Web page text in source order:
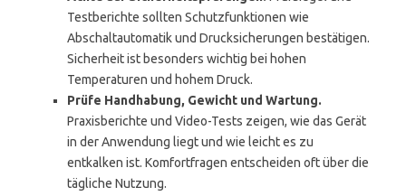
Testberichte sollten Schutzfunktionen wie
Abschaltautomatik und Drucksicherungen bestätigen.
Sicherheit ist besonders wichtig bei hohen
Temperaturen und hohem Druck.
Prüfe Handhabung, Gewicht und Wartung.
Praxisberichte und Video-Tests zeigen, wie das Gerät
in der Anwendung liegt und wie leicht es zu
entkalken ist. Komfortfragen entscheiden oft über die
tägliche Nutzung.